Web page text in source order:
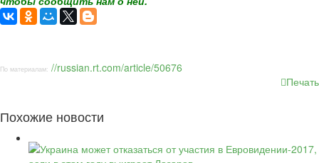
По материалам: //russian.rt.com/article/50676
Печать
Похожие новости